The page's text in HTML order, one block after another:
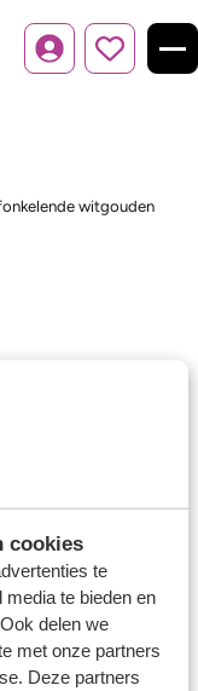
cookies
te
te bieden en
delen we
met onze partners
Deze partners
Inloggen
witgouden